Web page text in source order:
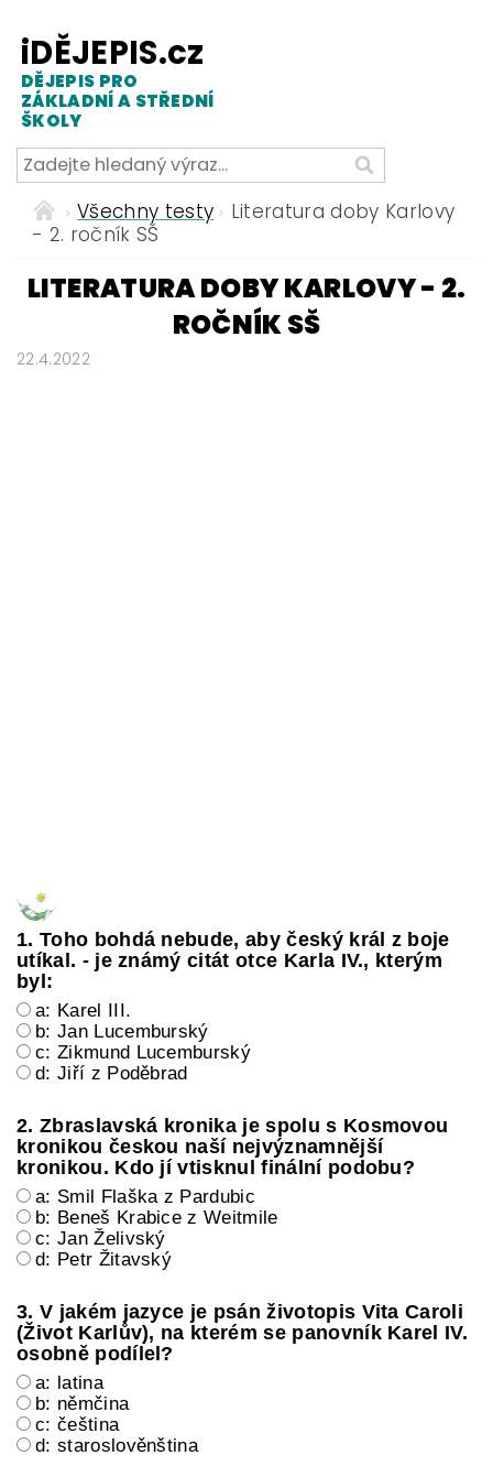
iDĚJEPIS.cz
DĚJEPIS PRO
ZÁKLADNÍ A STŘEDNÍ
ŠKOLY
Všechny testy
Literatura doby Karlovy
- 2. ročník SŠ
LITERATURA DOBY KARLOVY - 2.
ROČNÍK SŠ
22.4.2022
1. Toho bohdá nebude, aby český král z boje
utíkal. - je známý citát otce Karla IV., kterým
byl:
a: Karel III.
b: Jan Lucemburský
c: Zikmund Lucemburský
d: Jiří z Poděbrad
2. Zbraslavská kronika je spolu s Kosmovou
kronikou českou naší nejvýznamnější
kronikou. Kdo jí vtisknul finální podobu?
a: Smil Flaška z Pardubic
b: Beneš Krabice z Weitmile
c: Jan Želivský
d: Petr Žitavský
3. V jakém jazyce je psán životopis Vita Caroli
(Život Karlův), na kterém se panovník Karel IV.
osobně podílel?
a: latina
b: němčina
c: čeština
d: staroslověnština